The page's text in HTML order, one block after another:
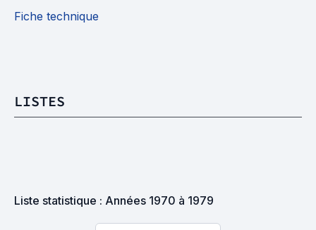
Fiche technique
LISTES
Liste statistique : Années 1970 à 1979